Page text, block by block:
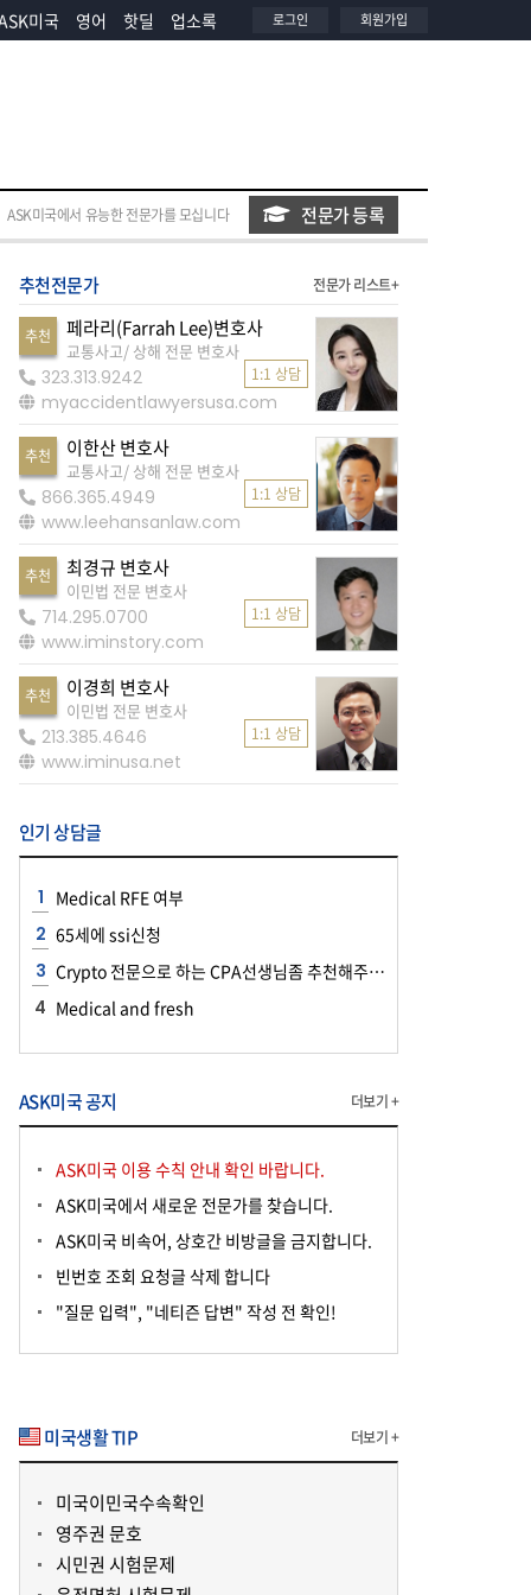
미국 영어 핫딜 업소록 로그인 회원가입
ASK미국에서 유능한 전문가를 모십니다 전문가 등록
추천전문가 전문가 리스트+
추천 페라리(Farrah Lee)변호사
교통사고/ 상해 전문 변호사
323.313.9242
myaccidentlawyersusa.com
1:1 상담
추천 이한산 변호사
교통사고/ 상해 전문 변호사
866.365.4949
www.leehansanlaw.com
1:1 상담
추천 최경규 변호사
이민법 전문 변호사
714.295.0700
www.iminstory.com
1:1 상담
추천 이경희 변호사
이민법 전문 변호사
213.385.4646
www.iminusa.net
1:1 상담
인기 상담글
Medical RFE 여부
65세에 ssi신청
Crypto 전문으로 하는 CPA선생님좀 추천해주세요~~
Medical and fresh
ASK미국 공지 더보기 +
ASK미국 이용 수칙 안내 확인 바랍니다.
ASK미국에서 새로운 전문가를 찾습니다.
ASK미국 비속어, 상호간 비방글을 금지합니다.
빈번호 조회 요청글 삭제 합니다
"질문 입력", "네티즌 답변" 작성 전 확인!
미국생활 TIP 더보기 +
미국이민국수속확인
영주권 문호
시민권 시험문제